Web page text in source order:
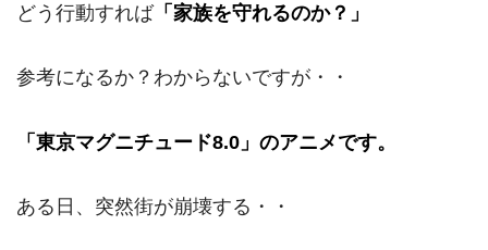
どう行動すれば「家族を守れるのか？」
参考になるか？わからないですが・・
「東京マグニチュード8.0」のアニメです。
ある日、突然街が崩壊する・・